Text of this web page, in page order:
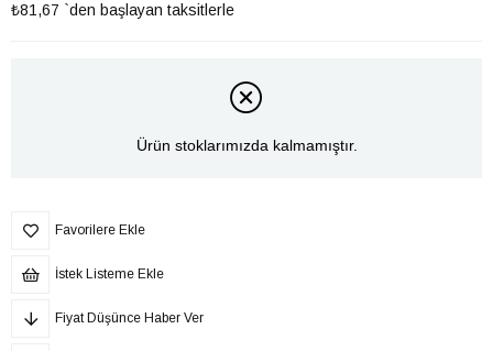
₺81,67 `den başlayan taksitlerle
Ürün stoklarımızda kalmamıştır.
Favorilere Ekle
İstek Listeme Ekle
Fiyat Düşünce Haber Ver